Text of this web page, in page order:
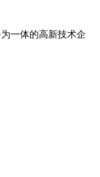
一体的高新技术企